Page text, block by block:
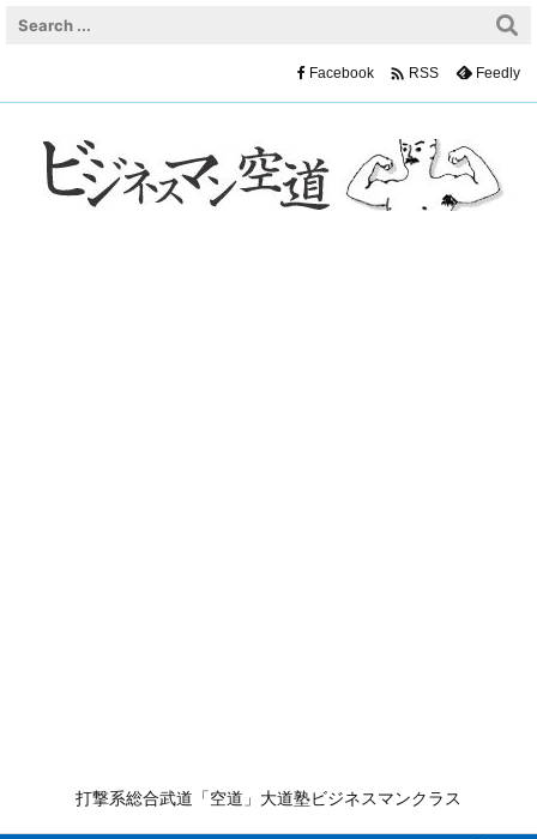
打撃系総合武道「空道」大道塾ビジネスマンクラス
Facebook  RSS Feedly